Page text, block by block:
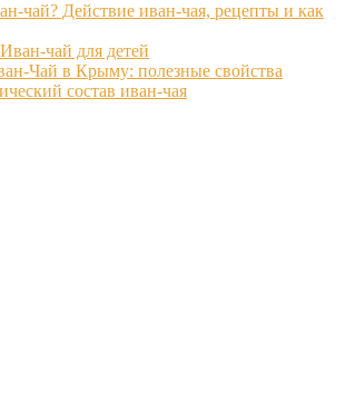
чай? Действие иван-чая, рецепты и как
чай для детей
Чай в Крыму: полезные свойства
состав иван-чая